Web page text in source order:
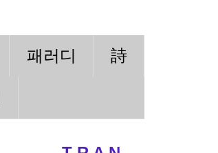
패러디 詩